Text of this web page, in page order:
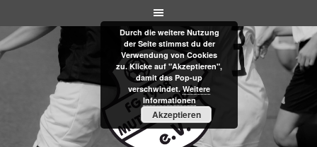
to
content
Durch die weitere Nutzung
der Seite stimmst du der
Verwendung von Cookies
zu. Klicke auf "Akzeptieren",
damit das Pop-up
verschwindet.Weitere
Informationen
Akzeptieren